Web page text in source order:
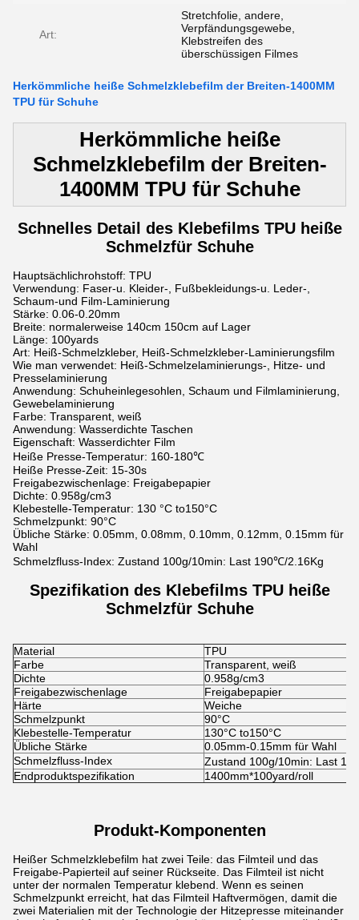
Art:
Stretchfolie, andere,
Verpfändungsgewebe,
Klebstreifen des
überschüssigen Filmes
Herkömmliche heiße Schmelzklebefilm der Breiten-1400MM
TPU für Schuhe
Herkömmliche heiße
Schmelzklebefilm der Breiten-
1400MM TPU für Schuhe
Schnelles Detail des Klebefilms TPU heiße
Schmelzfür Schuhe
Hauptsächlichrohstoff: TPU
Verwendung: Faser-u. Kleider-, Fußbekleidungs-u. Leder-,
Schaum-und Film-Laminierung
Stärke: 0.06-0.20mm
Breite: normalerweise 140cm 150cm auf Lager
Länge: 100yards
Art: Heiß-Schmelzkleber, Heiß-Schmelzkleber-Laminierungsfilm
Wie man verwendet: Heiß-Schmelzelaminierungs-, Hitze- und
Presselaminierung
Anwendung: Schuheinlegesohlen, Schaum und Filmlaminierung,
Gewebelaminierung
Farbe: Transparent, weiß
Anwendung: Wasserdichte Taschen
Eigenschaft: Wasserdichter Film
Heiße Presse-Temperatur: 160-180℃
Heiße Presse-Zeit: 15-30s
Freigabezwischenlage: Freigabepapier
Dichte: 0.958g/cm3
Klebestelle-Temperatur: 130 °C to150°C
Schmelzpunkt: 90°C
Übliche Stärke: 0.05mm, 0.08mm, 0.10mm, 0.12mm, 0.15mm für
Wahl
Schmelzfluss-Index: Zustand 100g/10min: Last 190℃/2.16Kg
Spezifikation des Klebefilms TPU heiße
Schmelzfür Schuhe
Material
TPU
Farbe
Transparent, weiß
Dichte
0.958g/cm3
Freigabezwischenlage
Freigabepapier
Härte
Weiche
Schmelzpunkt
90°C
Klebestelle-Temperatur
130°C to150°C
Übliche Stärke
0.05mm-0.15mm für Wahl
Schmelzfluss-Index
Zustand 100g/10min: Last
Endproduktspezifikation
1400mm*100yard/roll
Produkt-Komponenten
Heißer Schmelzklebefilm hat zwei Teile: das Filmteil und das
Freigabe-Papierteil auf seiner Rückseite. Das Filmteil ist nicht
unter der normalen Temperatur klebend. Wenn es seinen
Schmelzpunkt erreicht, hat das Filmteil Haftvermögen, damit die
zwei Materialien mit der Technologie der Hitzepresse miteinander